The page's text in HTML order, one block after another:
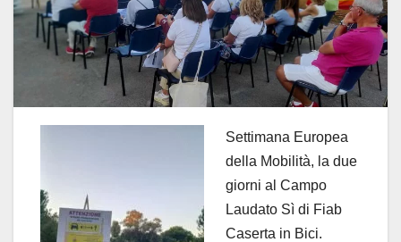
Settimana Europea
della Mobilità, la due
giorni al Campo
Laudato Sì di Fiab
Caserta in Bici.